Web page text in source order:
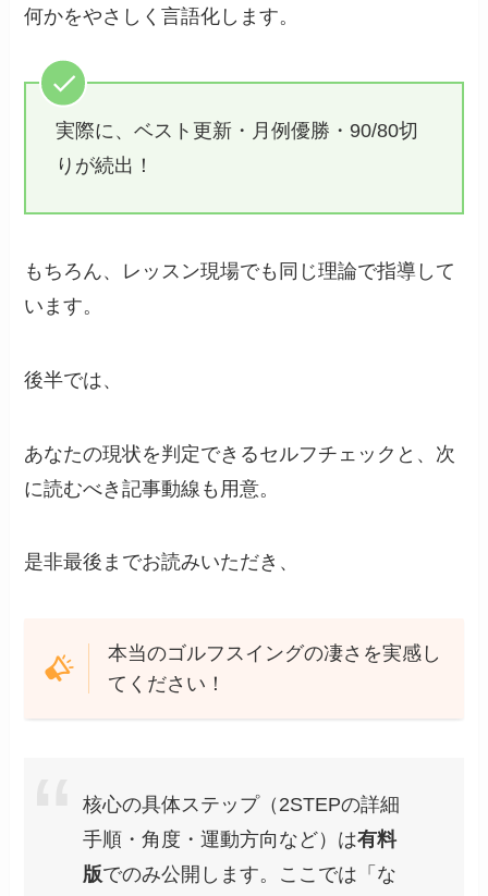
何かをやさしく言語化します。
実際に、ベスト更新・月例優勝・90/80切
りが続出！
もちろん、レッスン現場でも同じ理論で指導して
います。
後半では、
あなたの現状を判定できるセルフチェックと、次
に読むべき記事動線も用意。
是非最後までお読みいただき、
本当のゴルフスイングの凄さを実感し
てください！
核心の具体ステップ（2STEPの詳細
手順・角度・運動方向など）は有料
版でのみ公開します。ここでは「な